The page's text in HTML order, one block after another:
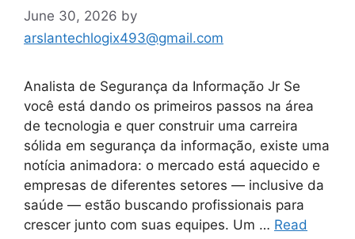
June 30, 2026 by
arslantechlogix493@gmail.com
Analista de Segurança da Informação Jr Se
você está dando os primeiros passos na área
de tecnologia e quer construir uma carreira
sólida em segurança da informação, existe uma
notícia animadora: o mercado está aquecido e
empresas de diferentes setores — inclusive da
saúde — estão buscando profissionais para
crescer junto com suas equipes. Um … Read